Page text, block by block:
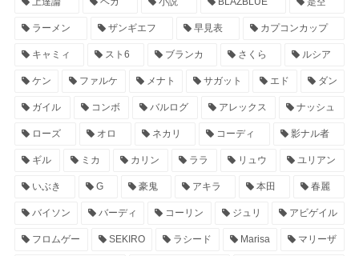
ラーメン ザンギエフ 早見表 カプコンカップ
キャミィ スト6 ブランカ さくら ルシア
ケン ファルケ メナト サガット エド ダン
ガイル コンボ バルログ アレックス ナッシュ
ローズ オロ ネカリ コーディ 影ナル者
ギル ミカ カリン ララ リュウ ユリアン
いぶき G 豪鬼 アキラ 本田 春麗
バイソン バーディ コーリン ジュリ アビゲイル
フロムゲー SEKIRO ラシード Marisa マリーザ